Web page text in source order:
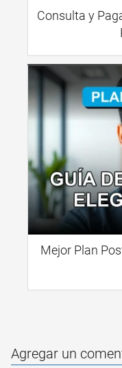
Consulta y
Mejor Plan
Agregar un